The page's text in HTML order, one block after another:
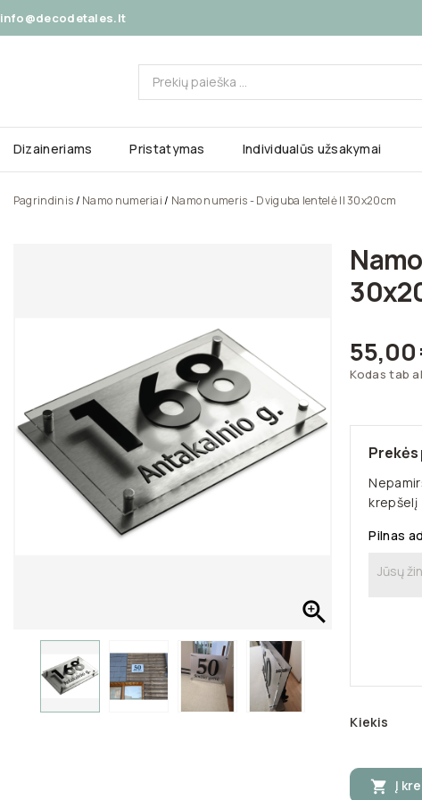
info@decodetales.lt
Dizaineriams Pristatymas Individualūs užsakymai
Pagrindinis Namo numeriai Namo numeris - Dviguba lentelė II 30x20cm

55,00
Kodas tab
krepšelį
Pilnas
Kiekis
 Į